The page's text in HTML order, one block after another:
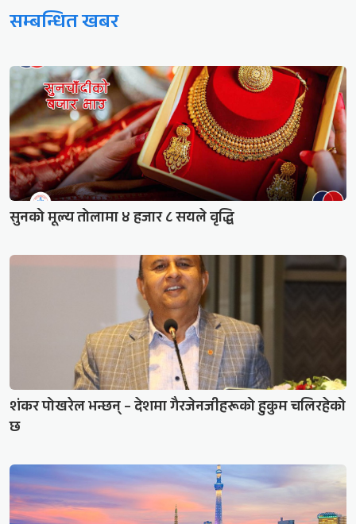
सम्बन्धित खबर
सुनको मूल्य तोलामा ४ हजार ८ सयले वृद्धि
शंकर पोखरेल भन्छन् – देशमा गैरजेनजीहरूको हुकुम चलिरहेको
छ